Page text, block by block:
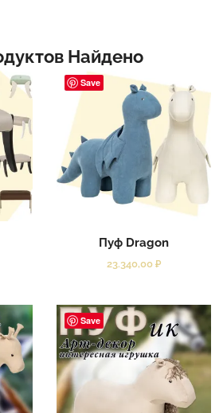
Найдено
Save
Пуф Dragon
23.340,00 ₽
Save